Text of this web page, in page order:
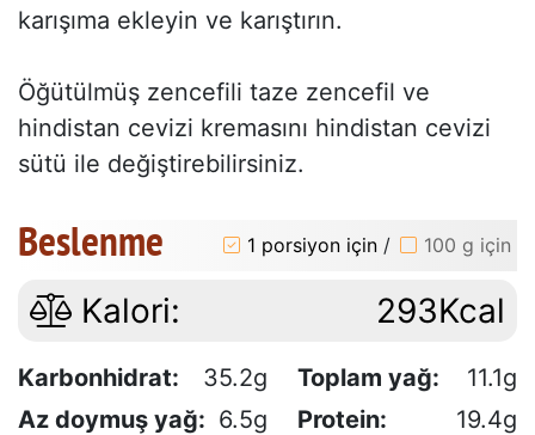
karışıma ekleyin ve karıştırın.
Öğütülmüş zencefili taze zencefil ve
hindistan cevizi kremasını hindistan cevizi
sütü ile değiştirebilirsiniz.
Beslenme 1 porsiyon için / 100 g için
Kalori: 293Kcal
Karbonhidrat: 35.2g Toplam yağ:
11.1g
Az doymuş yağ: 6.5g Protein:
19.4g